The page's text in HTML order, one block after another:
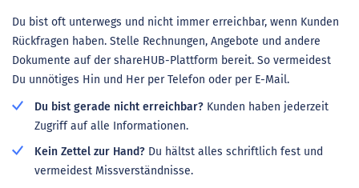
Du bist oft unterwegs und nicht immer erreichbar, wenn Kunden
Rückfragen haben. Stelle Rechnungen, Angebote und andere
Dokumente auf der shareHUB-Plattform bereit. So vermeidest
Du unnötiges Hin und Her per Telefon oder per E-Mail.
Du bist gerade nicht erreichbar? Kunden haben jederzeit
Zugriff auf alle Informationen.
Kein Zettel zur Hand? Du hältst alles schriftlich fest und
vermeidest Missverständnisse.